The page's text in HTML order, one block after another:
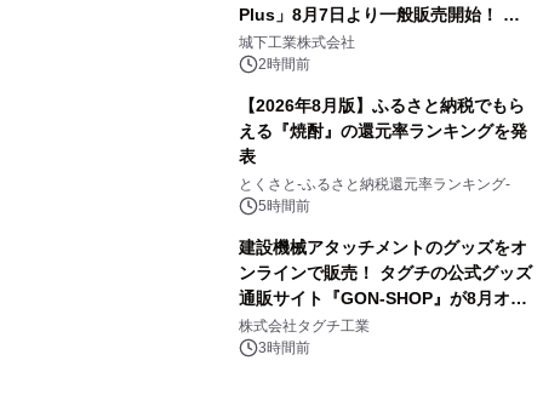
Plus」8月7日より一般販売開始！ ケ
ーブル1本つなぐだけ、テレビの音が
ぐっと豊かに
城下工業株式会社
2時間前
【2026年8月版】ふるさと納税でもら
える『焼酎』の還元率ランキングを発
表
とくさと-ふるさと納税還元率ランキング-
5時間前
建設機械アタッチメントのグッズをオ
ンラインで販売！ タグチの公式グッズ
通販サイト『GON-SHOP』が8月オー
プン
株式会社タグチ工業
3時間前